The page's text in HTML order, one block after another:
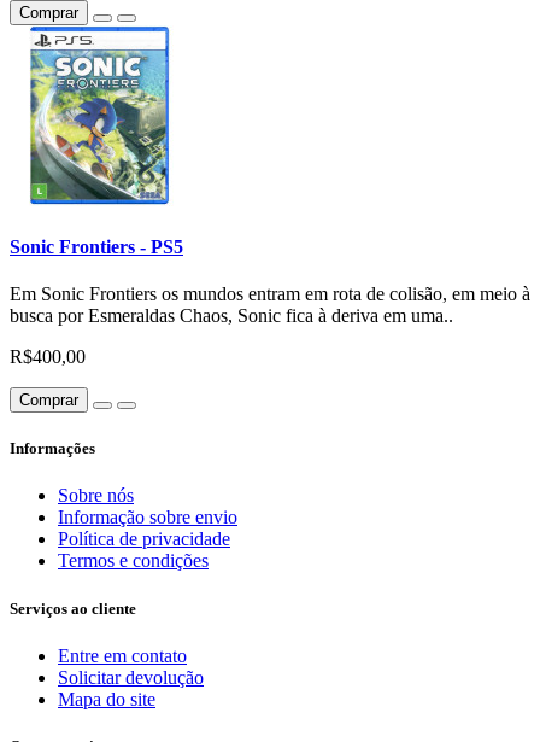
Comprar
Sonic Frontiers - PS5
Em Sonic Frontiers os mundos entram em rota de colisão, em meio à
busca por Esmeraldas Chaos, Sonic fica à deriva em uma..
R$400,00
Comprar
Informações
Sobre nós
Informação sobre envio
Política de privacidade
Termos e condições
Serviços ao cliente
Entre em contato
Solicitar devolução
Mapa do site